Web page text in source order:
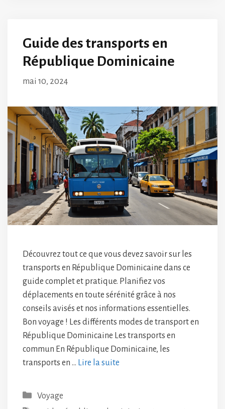
Guide des transports en
République Dominicaine
mai 10, 2024
Découvrez tout ce que vous devez savoir sur les
transports en République Dominicaine dans ce
guide complet et pratique. Planifiez vos
déplacements en toute sérénité grâce à nos
conseils avisés et nos informations essentielles.
Bon voyage ! Les différents modes de transport en
République Dominicaine Les transports en
commun En République Dominicaine, les
transports en … Lire la suite
Catégories
Voyage